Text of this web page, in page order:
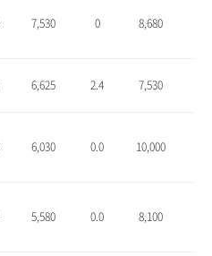
7,530 0 8,680
6,625 2.4 7,530
6,030 0.0 10,000
5,580 0.0 8,100